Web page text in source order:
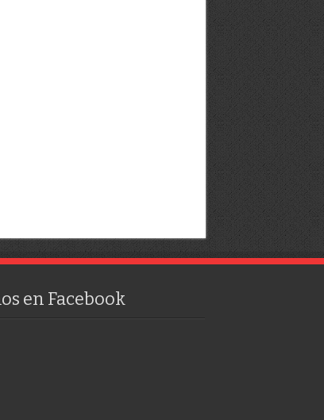
en Facebook